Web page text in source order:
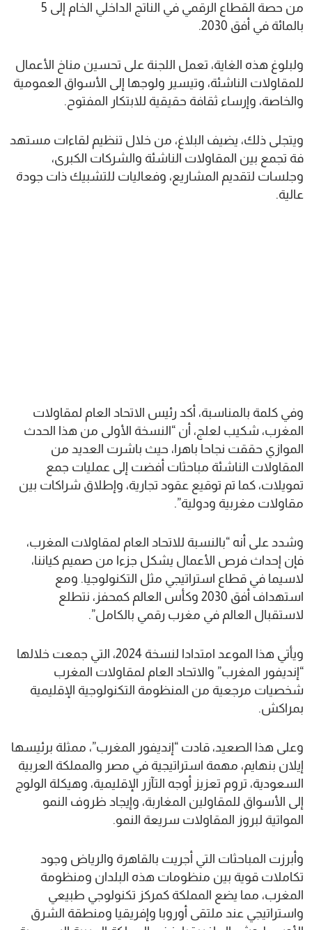
من حصة القطاع الرقمي في الناتج الداخلي الخام إلى 5
بالمائة في أفق 2030.
ولبلوغ هذه الغاية، تعمل اللجنة على تحسين مناخ الأعمال
للمقاولات الناشئة، وتيسير ولوجها إلى الأسواق العمومية
والخاصة، وإرساء ثقافة حقيقية للابتكار المفتوح.
ويتجلى ذلك، يضيف البلاغ، من خلال تنظيم لقاءات مستهد
فة تجمع بين المقاولات الناشئة والشركات الكبرى،
وجلسات لتقديم المشاريع، وفعاليات للتشبيك ذات جودة
عالية.
وفي كلمة بالمناسبة، أكد رئيس الاتحاد العام لمقاولات
المغرب، شكيب لعلج، أن “النسخة الأولى من هذا الحدث
الموازي حققت نجاحا باهرا، حيث باشرت العديد من
المقاولات الناشئة مباحثات أفضت إلى عمليات جمع
تمويلات، كما تم توقيع عقود تجارية، وإطلاق شراكات بين
مقاولات مغربية ودولية”.
وشدد على أنه “بالنسبة للاتحاد العام لمقاولات المغرب،
فإن إحداث فرص الأعمال يشكل جزءا من صميم كياننا،
لاسيما في قطاع استراتيجي مثل التكنولوجيا. ومع
استهداف أفق 2030 وكأس العالم كمحفز، نتطلع
لاستقبال العالم في مغرب رقمي بالكامل”.
ويأتي هذا الموعد امتدادا لنسخة 2024، التي جمعت خلالها
“إنديفور المغرب” والاتحاد العام لمقاولات المغرب
شخصيات مرجعية من المنظومة التكنولوجية الإقليمية
بمراكش.
وعلى هذا الصعيد، قادت “إنديفور المغرب”، ممثلة برئيسها
إيلان بنهايم، مهمة استراتيجية في مصر والمملكة العربية
السعودية، تروم تعزيز أوجه التآزر الإقليمية، وهيكلة الولوج
إلى الأسواق للمقاولين المغاربة، وإيجاد ظروف النمو
المواتية لبروز المقاولات سريعة النمو.
وأبرزت المباحثات التي أجريت بالقاهرة والرياض وجود
تكاملات قوية بين منظومات هذه البلدان ومنظومة
المغرب، مما يضع المملكة كمركز تكنولوجي طبيعي
واستراتيجي عند ملتقى أوروبا وإفريقيا ومنطقة الشرق